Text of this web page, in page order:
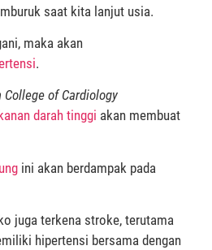
saat kita lanjut usia.
maka akan
.
of Cardiology
darah tinggi akan membuat
ini akan berdampak pada
juga terkena stroke, terutama
hipertensi bersama dengan